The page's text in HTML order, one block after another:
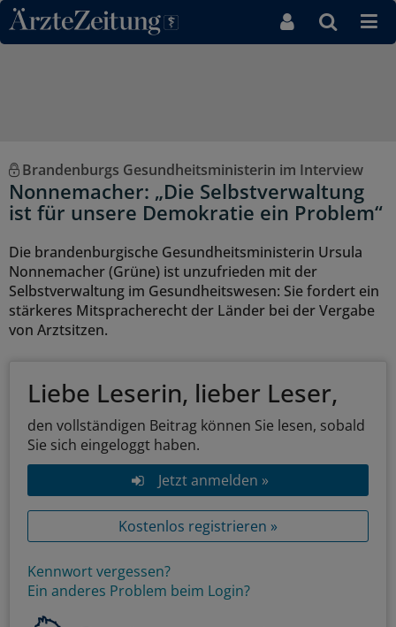
Direkt zum Inhaltsbereich
Brandenburgs Gesundheitsministerin im Interview
Nonnemacher: „Die Selbstverwaltung
ist für unsere Demokratie ein Problem“
Die brandenburgische Gesundheitsministerin Ursula
Nonnemacher (Grüne) ist unzufrieden mit der
Selbstverwaltung im Gesundheitswesen: Sie fordert ein
stärkeres Mitspracherecht der Länder bei der Vergabe
von Arztsitzen.
Liebe Leserin, lieber Leser,
den vollständigen Beitrag können Sie lesen, sobald
Sie sich eingeloggt haben.
Jetzt anmelden »
Kostenlos registrieren »
Kennwort vergessen?
Ein anderes Problem beim Login?